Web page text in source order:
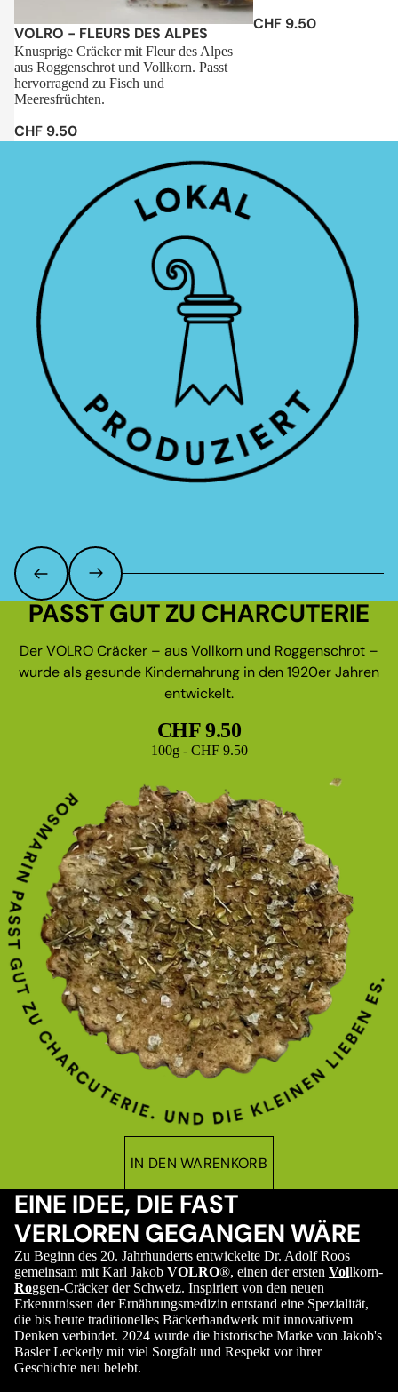
Sale
VOLRO - FLEURS DES ALPES
Knusprige Cräcker mit Fleur des Alpes
aus Roggenschrot und Vollkorn. Passt
hervorragend zu Fisch und
Meeresfrüchten.
CHF 9.50
CHF 9.50
PASST GUT ZU CHARCUTERIE
Der VOLRO Cräcker – aus Vollkorn und Roggenschrot –
wurde als gesunde Kindernahrung in den 1920er Jahren
entwickelt.
CHF 9.50
Grundpreis
100g - CHF 9.50
IN DEN WARENKORB
EINE IDEE, DIE FAST
VERLOREN GEGANGEN WÄRE
Zu Beginn des 20. Jahrhunderts entwickelte Dr. Adolf Roos
gemeinsam mit Karl Jakob VOLRO®, einen der ersten Vollkorn-
Roggen-Cräcker der Schweiz. Inspiriert von den neuen
Erkenntnissen der Ernährungsmedizin entstand eine Spezialität,
die bis heute traditionelles Bäckerhandwerk mit innovativem
Denken verbindet. 2024 wurde die historische Marke von Jakob's
Basler Leckerly mit viel Sorgfalt und Respekt vor ihrer
Geschichte neu belebt.